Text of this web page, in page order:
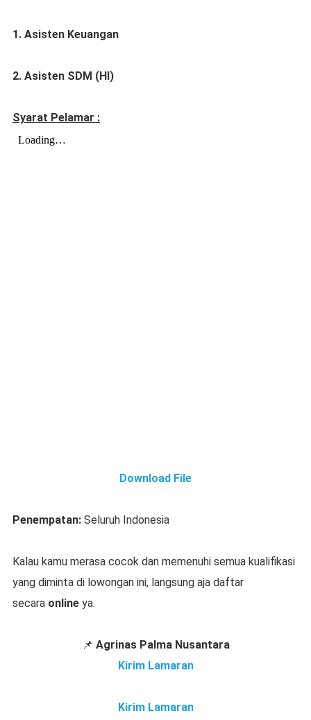
1. Asisten Keuangan
2. Asisten SDM (HI)
Syarat Pelamar :
Download File
Penempatan: Seluruh Indonesia
Kalau kamu merasa cocok dan memenuhi semua kualifikasi
yang diminta di lowongan ini, langsung aja daftar
secara online ya.
📌 Agrinas Palma Nusantara
Kirim Lamaran
Kirim Lamaran